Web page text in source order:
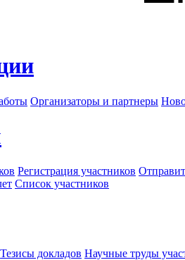
Организаторы и партнеры
Регистрация участников
Список участников
Тезисы докладов Научные труды